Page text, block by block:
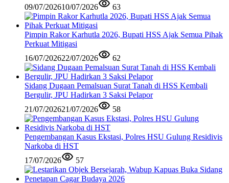
09/07/202610/07/2026 63
Pimpin Rakor Karhutla 2026, Bupati HSS Ajak Semua Pihak
Perkuat Mitigasi
16/07/202622/07/2026 62
Sidang Dugaan Pemalsuan Surat Tanah di HSS Kembali
Bergulir, JPU Hadirkan 3 Saksi Pelapor
21/07/202621/07/2026 58
Pengembangan Kasus Ekstasi, Polres HSU Gulung Residivis
Narkoba di HST
17/07/2026
57